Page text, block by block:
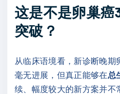
这是不是卵巢癌
突破？
从临床语境看，新诊断晚
毫无进展，但真正能够在总
续、幅度较大的新方案并不